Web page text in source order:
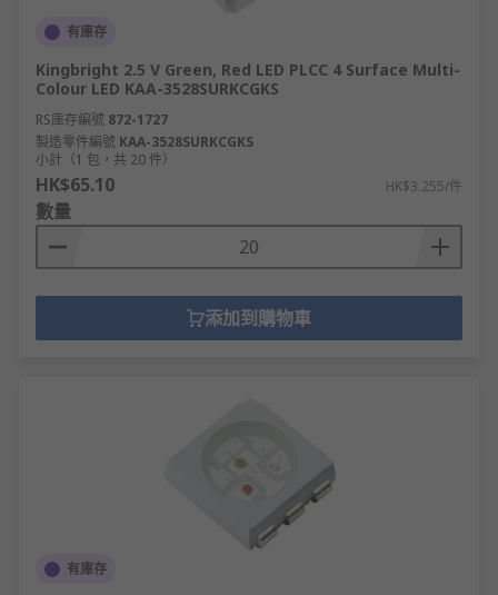
有庫存
Kingbright 2.5 V Green, Red LED PLCC 4 Surface Multi-
Colour LED KAA-3528SURKCGKS
RS庫存編號 872-1727
製造零件編號 KAA-3528SURKCGKS
小計（1 包，共 20 件）
HK$65.10 HK$3.255/件
數量
添加到購物車
有庫存